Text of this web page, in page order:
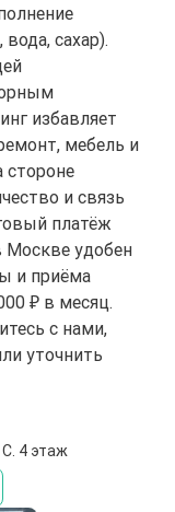
сахар).
избавляет
мебель и
стороне
и связь
платёж
Москве удобен
и приёма
₽ в месяц.
с нами,
уточнить
С. 4 этаж